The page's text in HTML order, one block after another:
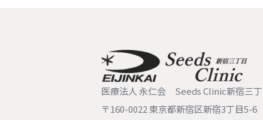
医療法人 永仁会 Seeds Clinic新宿三
〒160-0022 東京都新宿区新宿3丁目5-6